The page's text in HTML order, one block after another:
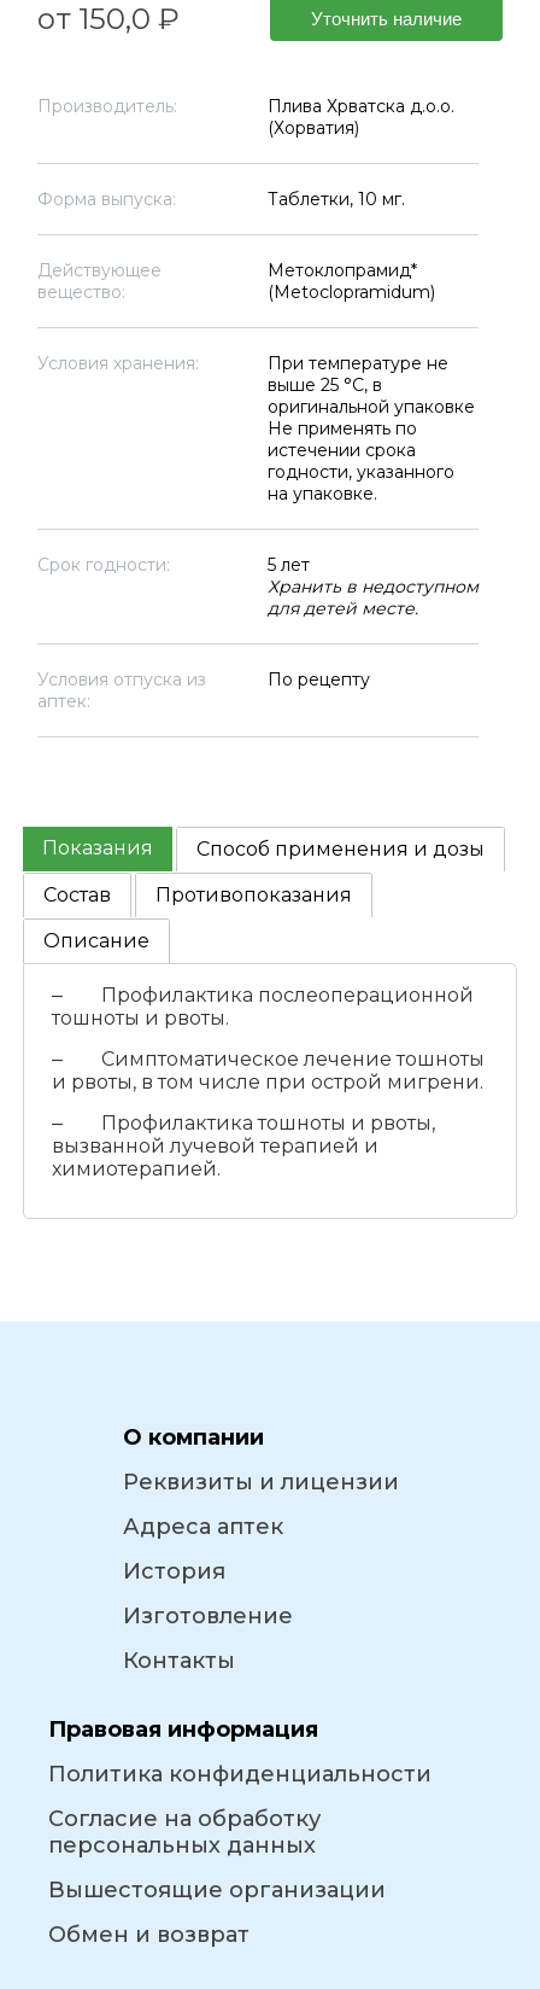
от 150,0 ₽ Уточнить наличие
Производитель:
Плива Хрватска д.о.о.
(Хорватия)
Форма выпуска: Таблетки, 10 мг.
Действующее
вещество:
Метоклопрамид*
(Metoclopramidum)
Условия хранения:
При температуре не
выше 25 °C, в
оригинальной упаковке
Не применять по
истечении срока
годности, указанного
на упаковке.
Срок годности:
5 лет
Хранить в недоступном
для детей месте.
Условия отпуска из
аптек:
По рецепту
Показания
Способ применения и дозы
Состав
Противопоказания
Описание
‒ Профилактика послеоперационной
тошноты и рвоты.
‒ Симптоматическое лечение тошноты
и рвоты, в том числе при острой мигрени.
‒ Профилактика тошноты и рвоты,
вызванной лучевой терапией и
химиотерапией.
О компании
Реквизиты и лицензии
Адреса аптек
История
Изготовление
Контакты
Правовая информация
Политика конфиденциальности
Согласие на обработку
персональных данных
Вышестоящие организации
Обмен и возврат